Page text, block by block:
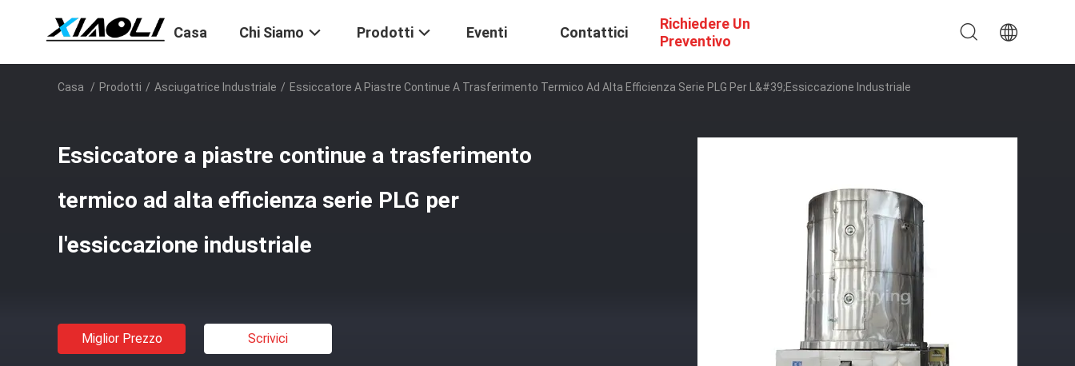
Casa Chi Siamo Prodotti Eventi Contattici
Richiedere Un
Preventivo
Casa / Prodotti / Asciugatrice Industriale / Essiccatore A Piastre Continue A Trasferimento Termico Ad Alta Efficienza Serie PLG Per L&#39;essiccazione Industriale
Essiccatore a piastre continue a trasferimento
termico ad alta efficienza serie PLG per
l'essiccazione industriale
Miglior Prezzo Scrivici